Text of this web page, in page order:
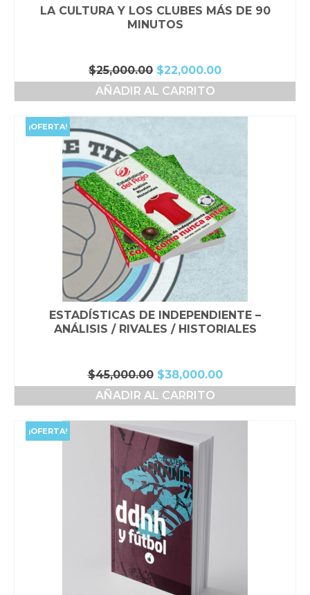
LA CULTURA Y LOS CLUBES MÁS DE 90
MINUTOS
$25,000.00 El
precio
original
$22,000.00El
precio
AÑADIR AL CARRITO
¡OFERTA!
ESTADÍSTICAS DE INDEPENDIENTE –
ANÁLISIS / RIVALES / HISTORIALES
$45,000.00 El
precio
original
$38,000.00El
precio
AÑADIR AL CARRITO
¡OFERTA!